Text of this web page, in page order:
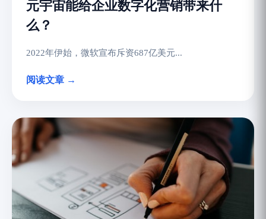
元宇宙能给企业数字化营销带来什
么？
2022年伊始，微软宣布斥资687亿美元...
阅读文章 →